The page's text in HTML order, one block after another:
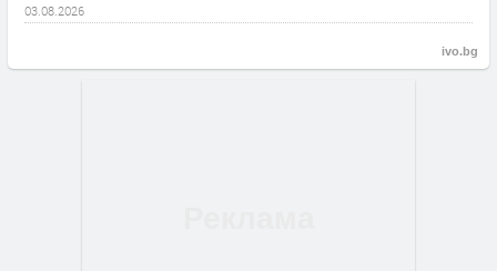
03.08.2026
ivo.bg